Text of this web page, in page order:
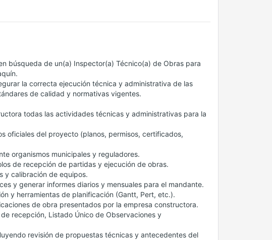
búsqueda de un(a) Inspector(a) Técnico(a) de Obras para
la correcta ejecución técnica y administrativa de las
de calidad y normativas vigentes.
todas las actividades técnicas y administrativas para la
oficiales del proyecto (planos, permisos, certificados,
organismos municipales y reguladores.
de recepción de partidas y ejecución de obras.
y calibración de equipos.
y generar informes diarios y mensuales para el mandante.
y herramientas de planificación (Gantt, Pert, etc.).
de obra presentados por la empresa constructora.
recepción, Listado Único de Observaciones y
revisión de propuestas técnicas y antecedentes del